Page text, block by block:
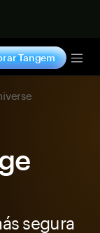
Tangem
segura